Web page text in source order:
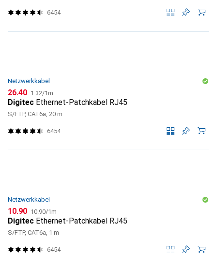
6454
Netzwerkkabel
CHF
26.40 CHF
1.32/1m
Digitec Ethernet-Patchkabel RJ45
S/FTP, CAT6a, 20 m
6454
Netzwerkkabel
CHF
10.90 CHF
10.90/1m
Digitec Ethernet-Patchkabel RJ45
S/FTP, CAT6a, 1 m
6454